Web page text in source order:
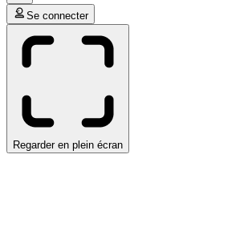
Se connecter
Regarder en plein écran